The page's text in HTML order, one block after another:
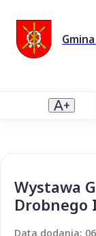
Wystawa
Drobnego
Data dodania: